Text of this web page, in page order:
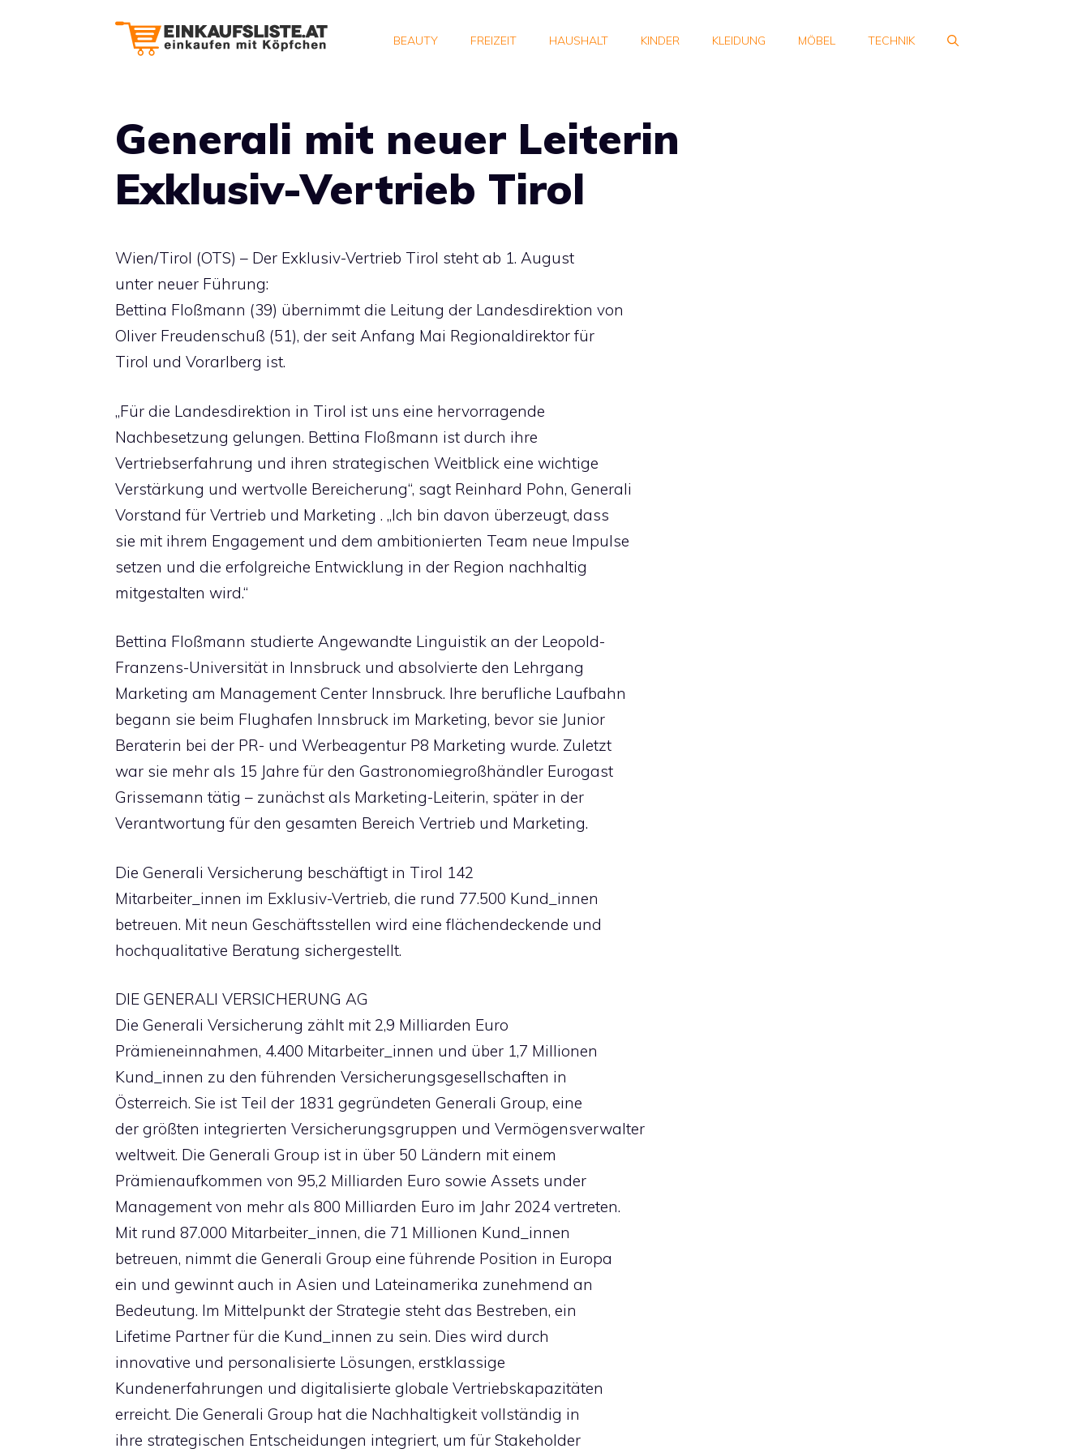
BEAUTY FREIZEIT HAUSHALT KINDER KLEIDUNG MÖBEL TECHNIK
Generali mit neuer Leiterin
Exklusiv-Vertrieb Tirol
Wien/Tirol (OTS) – Der Exklusiv-Vertrieb Tirol steht ab 1. August
unter neuer Führung:
Bettina Floßmann (39) übernimmt die Leitung der Landesdirektion von
Oliver Freudenschuß (51), der seit Anfang Mai Regionaldirektor für
Tirol und Vorarlberg ist.
„Für die Landesdirektion in Tirol ist uns eine hervorragende
Nachbesetzung gelungen. Bettina Floßmann ist durch ihre
Vertriebserfahrung und ihren strategischen Weitblick eine wichtige
Verstärkung und wertvolle Bereicherung“, sagt Reinhard Pohn, Generali
Vorstand für Vertrieb und Marketing . „Ich bin davon überzeugt, dass
sie mit ihrem Engagement und dem ambitionierten Team neue Impulse
setzen und die erfolgreiche Entwicklung in der Region nachhaltig
mitgestalten wird.“
Bettina Floßmann studierte Angewandte Linguistik an der Leopold-
Franzens-Universität in Innsbruck und absolvierte den Lehrgang
Marketing am Management Center Innsbruck. Ihre berufliche Laufbahn
begann sie beim Flughafen Innsbruck im Marketing, bevor sie Junior
Beraterin bei der PR- und Werbeagentur P8 Marketing wurde. Zuletzt
war sie mehr als 15 Jahre für den Gastronomiegroßhändler Eurogast
Grissemann tätig – zunächst als Marketing-Leiterin, später in der
Verantwortung für den gesamten Bereich Vertrieb und Marketing.
Die Generali Versicherung beschäftigt in Tirol 142
Mitarbeiter_innen im Exklusiv-Vertrieb, die rund 77.500 Kund_innen
betreuen. Mit neun Geschäftsstellen wird eine flächendeckende und
hochqualitative Beratung sichergestellt.
DIE GENERALI VERSICHERUNG AG
Die Generali Versicherung zählt mit 2,9 Milliarden Euro
Prämieneinnahmen, 4.400 Mitarbeiter_innen und über 1,7 Millionen
Kund_innen zu den führenden Versicherungsgesellschaften in
Österreich. Sie ist Teil der 1831 gegründeten Generali Group, eine
der größten integrierten Versicherungsgruppen und Vermögensverwalter
weltweit. Die Generali Group ist in über 50 Ländern mit einem
Prämienaufkommen von 95,2 Milliarden Euro sowie Assets under
Management von mehr als 800 Milliarden Euro im Jahr 2024 vertreten.
Mit rund 87.000 Mitarbeiter_innen, die 71 Millionen Kund_innen
betreuen, nimmt die Generali Group eine führende Position in Europa
ein und gewinnt auch in Asien und Lateinamerika zunehmend an
Bedeutung. Im Mittelpunkt der Strategie steht das Bestreben, ein
Lifetime Partner für die Kund_innen zu sein. Dies wird durch
innovative und personalisierte Lösungen, erstklassige
Kundenerfahrungen und digitalisierte globale Vertriebskapazitäten
erreicht. Die Generali Group hat die Nachhaltigkeit vollständig in
ihre strategischen Entscheidungen integriert, um für Stakeholder